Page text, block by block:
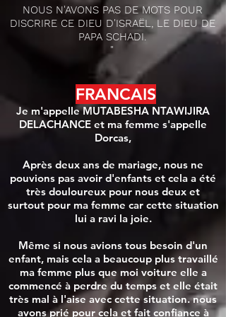
NOUS N'AVONS PAS DE MOTS POUR
DISCRIRE CE DIEU D'ISRAËL, LE DIEU DE
PAPA SCHADI.
"
FRANCAIS
Je m'appelle MUTABESHA NTAWIJIRA
DELACHANCE et ma femme s'appelle
Dorcas,
Après deux ans de mariage, nous ne
pouvions pas avoir d'enfants et cela a été
très douloureux pour nous deux et
surtout pour ma femme car cette situation
lui a ravi la joie.
Même si nous avions tous besoin d'un
enfant, mais cela a beaucoup plus travaillé
ma femme plus que moi voiture elle a
commencé à perdre du temps et elle était
très mal à l'aise avec cette situation. nous
avons prié pour cela et fait confiance à